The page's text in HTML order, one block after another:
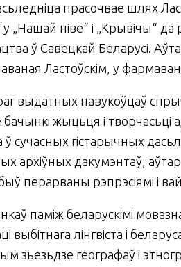
пра­соч­вае шлях
ніве“ і „Крывічы“ да
ў Савецкай Беларусі.
Ластоўскім, у
выдатных навукоўцаў
бачынкі жыцьця і
ў сучасных гістарычных
архіўных дакумэнтаў,
перарваны рэпрэсіямі і
паміж беларускімі
лінгвіста і
зьезь­дзе географаў і